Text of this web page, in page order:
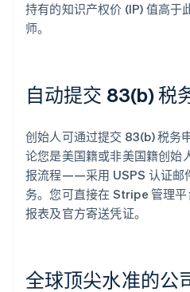
持有的知识产权价 (IP) 值高于
师。
自动提交 83(b) 税
创始人可通过提交 83(b) 税务
论您是美国籍或非美国籍创始
报流程——采用 USPS 认证邮
务。您可直接在 Stripe 管理
报表及官方寄送凭证。
全球顶尖水准的公